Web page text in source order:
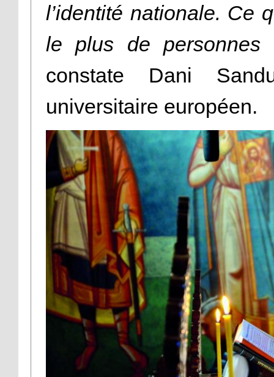
l’identité nationale. Ce
le plus de personnes
constate Dani
universitaire européen.